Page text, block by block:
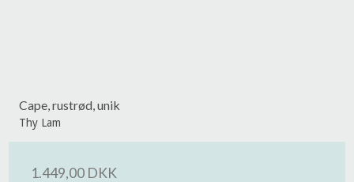
Cape, rustrød, unik
Thy Lam
1.449,00 DKK